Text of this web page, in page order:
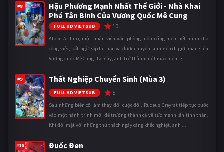
#8
Hậu Phương Mạnh Nhất Thế Giới - Nhà Khai
Phá Tân Binh Của Vương Quốc Mê Cung
FULL HD VIETSUB 10
Atobe Arihito, một nhân viên văn phòng luôn cống hiến hết mình cho
công việc, bất ngờ gặp tai nạn và được chuyển sinh đến dị giới mang tên
Vương quốc Mê Cung. Tại đây, anh trở thành một mạo hiểm gi ...
#9 Thất Nghiệp Chuyển Sinh (Mùa 3)
FULL HD VIETSUB 5
Sau những biến cố làm thay đổi cuộc đời, Rudeus Greyrat tiếp tục bước
vào một hành trình mới để trưởng thành cả về sức mạnh lẫn tinh thần.
Khi đối mặt với những thử thách ngày càng khắc nghiệt, anh ...
#10 Đuốc Đen